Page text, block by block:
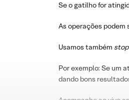
Se o gatilho for
As operações
Usamos também stop
Por exemplo: Se um
dando bons